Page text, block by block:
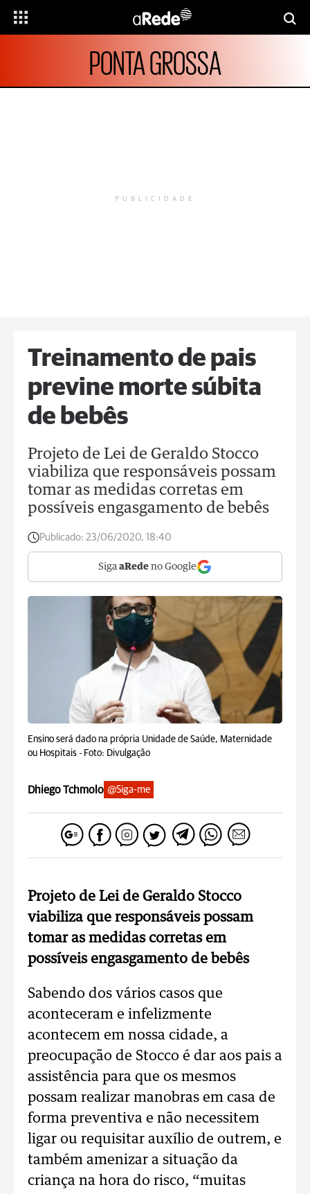
PONTA GROSSA
PUBLICIDADE
Treinamento de pais
previne morte súbita
de bebês
Projeto de Lei de Geraldo Stocco
viabiliza que responsáveis possam
tomar as medidas corretas em
possíveis engasgamento de bebês
Publicado: 23/06/2020, 18:40
Siga aRede no Google
Ensino será dado na própria Unidade de Saúde, Maternidade
ou Hospitais - Foto: Divulgação
Dhiego Tchmolo @Siga-me
Projeto de Lei de Geraldo Stocco
viabiliza que responsáveis possam
tomar as medidas corretas em
possíveis engasgamento de bebês
Sabendo dos vários casos que
aconteceram e infelizmente
acontecem em nossa cidade, a
preocupação de Stocco é dar aos pais a
assistência para que os mesmos
possam realizar manobras em casa de
forma preventiva e não necessitem
ligar ou requisitar auxílio de outrem, e
também amenizar a situação da
criança na hora do risco, “muitas